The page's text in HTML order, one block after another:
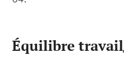
Équilibre